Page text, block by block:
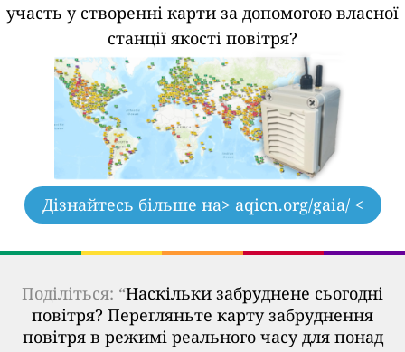
участь у створенні карти за допомогою власної
станції якості повітря?
Дізнайтесь більше на> aqicn.org/gaia/ <
Поділіться: “Наскільки забруднене сьогодні
повітря? Перегляньте карту забруднення
повітря в режимі реального часу для понад